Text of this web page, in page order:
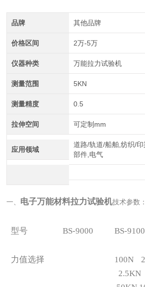
品牌 其他品牌
价格区间 2万-5万
仪器种类 万能拉力试验机
测量范围 5KN
测量精度 0.5
拉伸空间 可定制mm
应用领域
道路/轨道/船舶,纺织/
部件,电气
一、 电子万能材料拉力试验机技术参数：
型号 BS-9000 BS-9100
力值选择
100N
2.5KN